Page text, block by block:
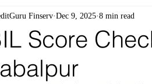
Score
Finserv Dec 9, 2025 8 min read